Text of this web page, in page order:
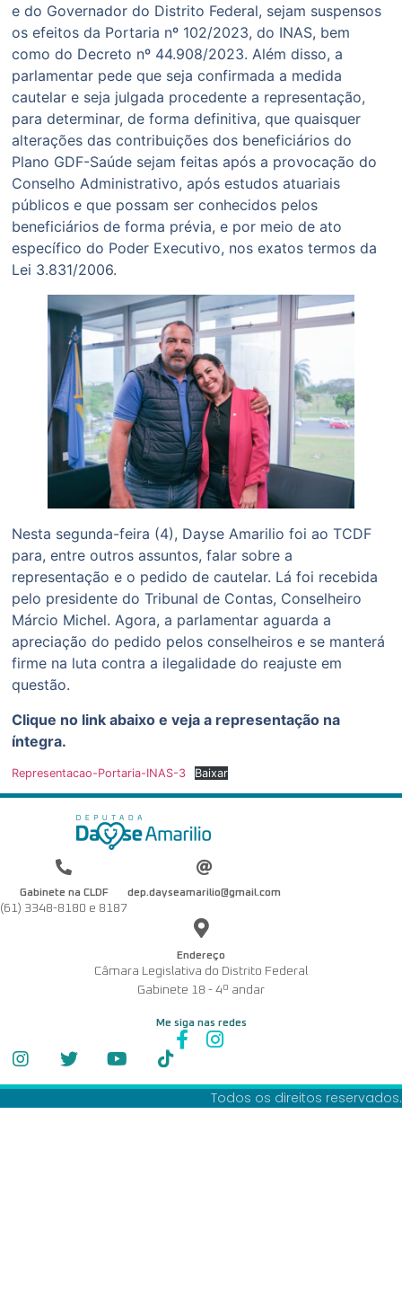
e do Governador do Distrito Federal, sejam suspensos
os efeitos da Portaria nº 102/2023, do INAS, bem
como do Decreto nº 44.908/2023. Além disso, a
parlamentar pede que seja confirmada a medida
cautelar e seja julgada procedente a representação,
para determinar, de forma definitiva, que quaisquer
alterações das contribuições dos beneficiários do
Plano GDF-Saúde sejam feitas após a provocação do
Conselho Administrativo, após estudos atuariais
públicos e que possam ser conhecidos pelos
beneficiários de forma prévia, e por meio de ato
específico do Poder Executivo, nos exatos termos da
Lei 3.831/2006.
Nesta segunda-feira (4), Dayse Amarilio foi ao TCDF
para, entre outros assuntos, falar sobre a
representação e o pedido de cautelar. Lá foi recebida
pelo presidente do Tribunal de Contas, Conselheiro
Márcio Michel. Agora, a parlamentar aguarda a
apreciação do pedido pelos conselheiros e se manterá
firme na luta contra a ilegalidade do reajuste em
questão.
Clique no link abaixo e veja a representação na
íntegra.
Representacao-Portaria-INAS-3 Baixar
Gabinete na CLDF
(61) 3348-8180 e 8187
dep.dayseamarilio@gmail.com
Endereço
Câmara Legislativa do Distrito Federal
Gabinete 18 - 4º andar
Me siga nas redes
Todos os direitos reservados.